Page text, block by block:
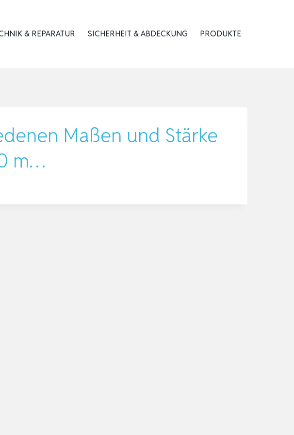
& REPARATUR SICHERHEIT & ABDECKUNG PRODUKTE
Maßen und Stärke
m…